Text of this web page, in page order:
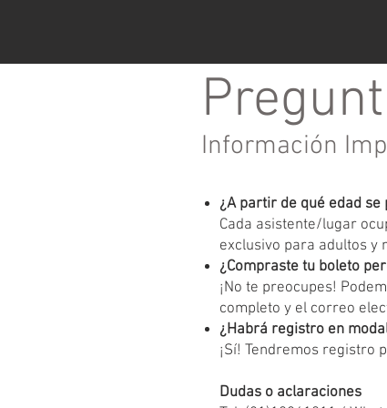
Información
¿A partir de qué edad se
Cada asistente/lugar
exclusivo para adultos y
¿Compraste tu boleto
¡No te preocupes!
completo y el correo
¿Habrá registro en
¡Sí! Tendremos registro
Dudas o aclaraciones